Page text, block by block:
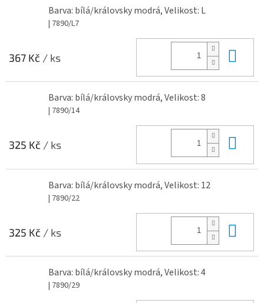
Barva: bílá/královsky modrá, Velikost: L
| 7890/L7
367 Kč / ks
Barva: bílá/královsky modrá, Velikost: 8
| 7890/14
325 Kč / ks
Barva: bílá/královsky modrá, Velikost: 12
| 7890/22
325 Kč / ks
Barva: bílá/královsky modrá, Velikost: 4
| 7890/29